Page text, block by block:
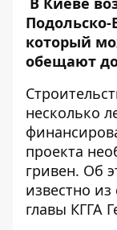
Подольско-
который
обещают
несколько
проекта
гривен. Об
известно
главы КГГА